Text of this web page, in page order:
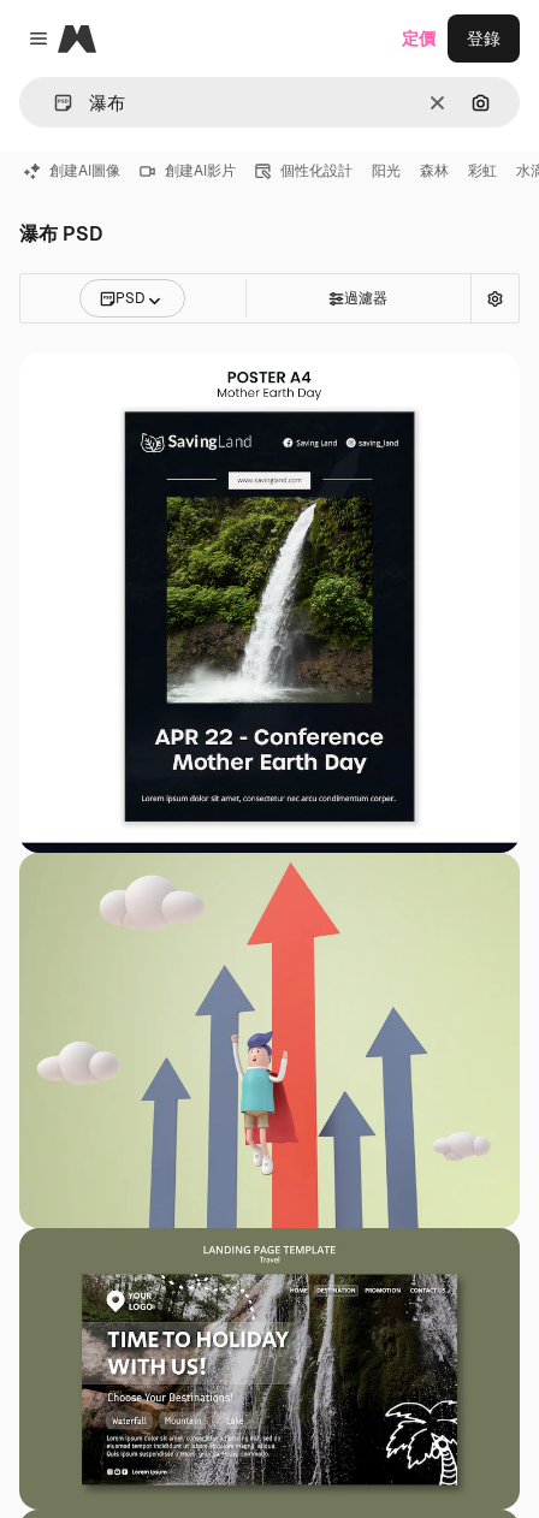
Close menu
Magnific
清除 通過圖
定價 登錄
創建AI圖像 創建AI影片 個性化設計 阳光 森林 彩虹 水
瀑布 PSD
PSD 過濾器